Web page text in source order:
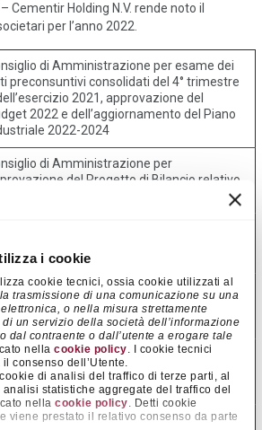
i cookie
cookie tecnici, ossia cookie utilizzati al
trasmissione di una comunicazione su una
o nella misura strettamente
un servizio della società dell’informazione
dal contraente o dall’utente a erogare tale
nella cookie policy . I cookie tecnici
consenso dell’Utente.
di analisi del traffico di terze parti, al
statistiche aggregate del traffico del
nella cookie policy . Detti cookie
viene prestato il relativo consenso da parte
Cementir Holding N.V. rende noto il
per l’anno 2022.
di Amministrazione per esame dei
preconsuntivi consolidati del 4° trimestre
2021, approvazione del
2022 e dell’aggiornamento del Piano
2022-2024
di Amministrazione per
del Progetto di Bilancio relativo
Bilancio relativo all’esercizio 2021
di Amministrazione per
del resoconto intermedio di
al 31 marzo 2022
di Amministrazione per
della relazione finanziaria
al 30 giugno 2022
di Amministrazione per